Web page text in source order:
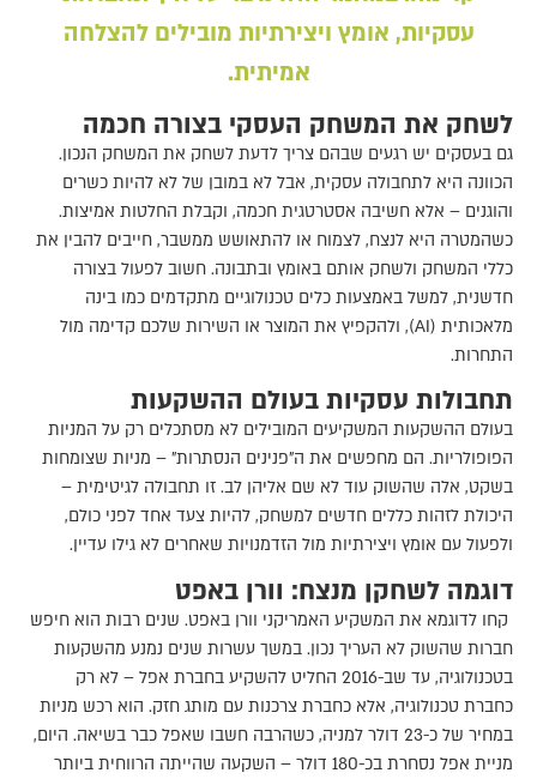
עסקיות, אומץ ויצירתיות מובילים להצלחה
אמיתית.
לשחק את המשחק העסקי בצורה חכמה
גם בעסקים יש רגעים שבהם צריך לדעת לשחק את המשחק הנכון.
הכוונה היא לתחבולה עסקית, אבל לא במובן של לא להיות כשרים
והוגנים – אלא חשיבה אסטרטגית חכמה, וקבלת החלטות אמיצות.
כשהמטרה היא לנצח, לצמוח או להתאושש ממשבר, חייבים להבין את
כללי המשחק ולשחק אותם באומץ ובתבונה. חשוב לפעול בצורה
חדשנית, למשל באמצעות כלים טכנולוגיים מתקדמים כמו בינה
מלאכותית (AI), ולהקפיץ את המוצר או השירות שלכם קדימה מול
התחרות.
תחבולות עסקיות בעולם ההשקעות
בעולם ההשקעות המשקיעים המובילים לא מסתכלים רק על המניות
הפופולריות. הם מחפשים את ה"פנינים הנסתרות" – מניות שצומחות
בשקט, אלה שהשוק עוד לא שם אליהן לב. זו תחבולה לגיטימית –
היכולת לזהות כללים חדשים למשחק, להיות צעד אחד לפני כולם,
ולפעול עם אומץ ויצירתיות מול הזדמנויות שאחרים לא גילו עדיין.
דוגמה לשחקן מנצח: וורן באפט
קחו לדוגמא את המשקיע האמריקני וורן באפט. שנים רבות הוא חיפש
חברות שהשוק לא העריך נכון. במשך עשרות שנים נמנע מהשקעות
בטכנולוגיה, עד שב-2016 החליט להשקיע בחברת אפל – לא רק
כחברת טכנולוגיה, אלא כחברת צרכנות עם מותג חזק. הוא רכש מניות
במחיר של כ-23 דולר למניה, כשהרבה חשבו שאפל כבר בשיאה. היום,
מניית אפל נסחרת בכ-180 דולר – השקעה שהייתה הרווחית ביותר